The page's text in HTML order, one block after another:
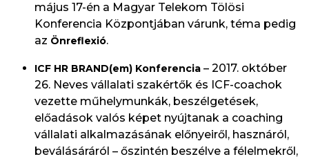
május 17-én a Magyar Telekom Tölösi
Konferencia Központjában várunk, téma pedig
az Önreflexió.
ICF HR BRAND(em) Konferencia – 2017. október
26. Neves vállalati szakértők és ICF-coachok
vezette műhelymunkák, beszélgetések,
előadások valós képet nyújtanak a coaching
vállalati alkalmazásának előnyeiről, hasznáról,
beválásáráról – őszintén beszélve a félelmekről,